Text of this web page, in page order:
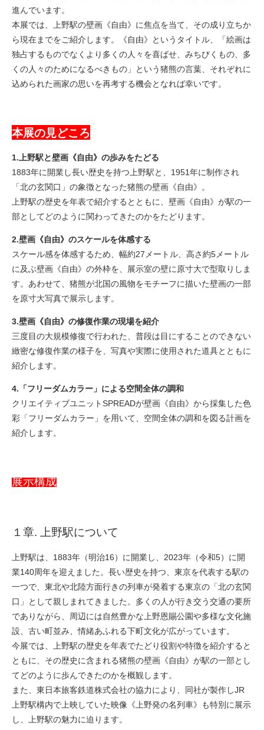
進んでいます。
本展では、上野駅の壁画《自由》に焦点を当て、その成り立ちか
ら現在までをご紹介します。《自由》というタイトル、「絵画は
独占するものでなくより多くの人々を喜ばせ、みちびくもの、多
くの人々のためになるべきもの」という猪熊の言葉、それぞれに
込められた画家の思いを再考する機会となれば幸いです。
本展の見どころ
1.上野駅と壁画《自由》の歩みをたどる
1883年に開業し長い歴史を持つ上野駅と、1951年に制作され
「北の玄関口」の象徴となった猪熊の壁画《自由》。
上野駅の歴史を年表で紹介するとともに、壁画《自由》が駅の一
部としてどのように関わってきたのかをたどります。
2.壁画《自由》のスケールを体感する
スケール感を体感するため、幅約27メートル、高さ約5メートル
に及ぶ壁画《自由》の外枠を、展示室の壁に原寸大で型取りしま
す。あわせて、猪熊が北国の風物をモチーフに描いた壁画の一部
を原寸大写真で展示します。
3.壁画《自由》の修復作業の現場を紹介
三度目の大規模修復で行われた、普段は目にすることのできない
緻密な修復作業の様子を、写真や実際に使用された道具とともに
紹介します。
4.「フリーダムカラー」による空間全体の調和
クリエイティブユニットSPREADが壁画《自由》から採集した色
彩「フリーダムカラー」を用いて、空間全体の調和を図る計画を
紹介します。
展示構成
１章. 上野駅について
上野駅は、1883年（明治16）に開業し、2023年（令和5）に開
業140周年を迎えました。長い歴史を持つ、東京を代表する駅の
一つで、東北や北陸方面行きの列車が発着する東京の「北の玄関
口」として親しまれてきました。多くの人が行き交う交通の要所
でありながら、周辺には自然豊かな上野恩賜公園や多様な文化施
設、古い町並み、情緒あふれる下町文化が広がっています。
今展では、上野駅の歴史を年表でたどり役割や特徴を紹介すると
ともに、その歴史に含まれる猪熊の壁画《自由》が駅の一部とし
てどのように歩んできたのかを概観します。
また、東日本旅客鉄道株式会社の協力により、同社が製作しJR
上野駅構内で上映していた映像《上野発の名列車》も特別に展示
し、上野駅の魅力に迫ります。